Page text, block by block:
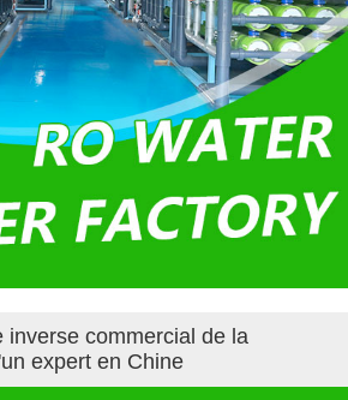
inverse commercial de la
expert en Chine